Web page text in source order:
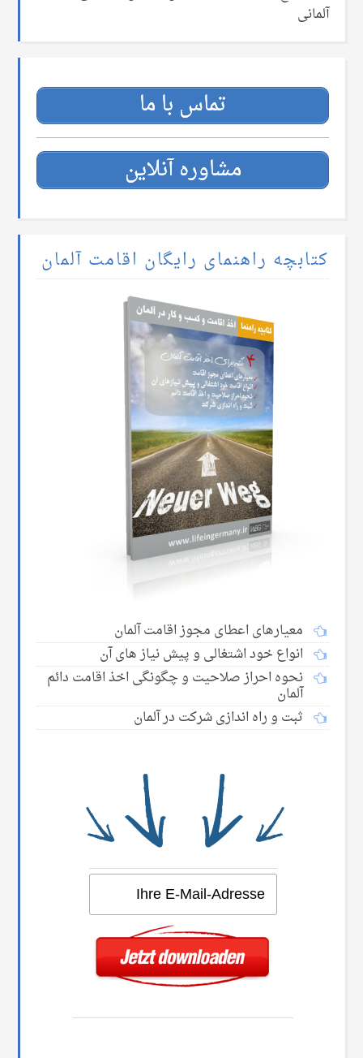
آلمانی
تماس با ما
مشاوره آنلاین
کتابچه راهنمای رایگان اقامت آلمان
معیارهای اعطای مجوز اقامت آلمان
انواع خود اشتغالی و پیش نیاز های آن
نحوه احراز صلاحیت و چگونگی اخذ اقامت دائم
آلمان
ثبت و راه اندازی شرکت در آلمان